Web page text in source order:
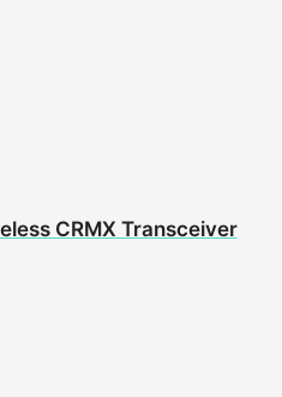
CRMX Transceiver